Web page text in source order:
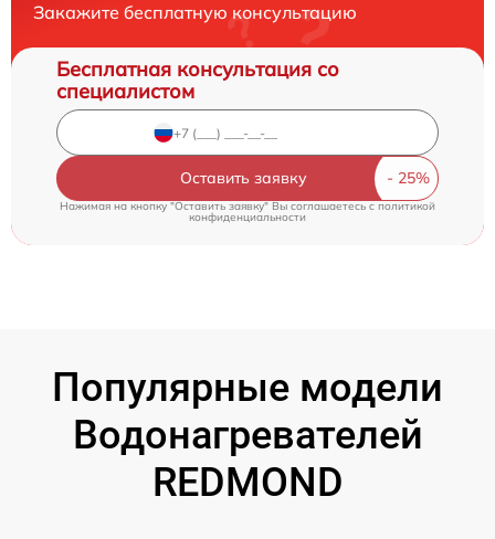
Закажите бесплатную консультацию
Бесплатная консультация со
специалистом
Оставить заявку
Нажимая на кнопку "Оставить заявку" Вы соглашаетесь c политикой
конфиденциальности
Популярные модели
Водонагревателей
REDMOND